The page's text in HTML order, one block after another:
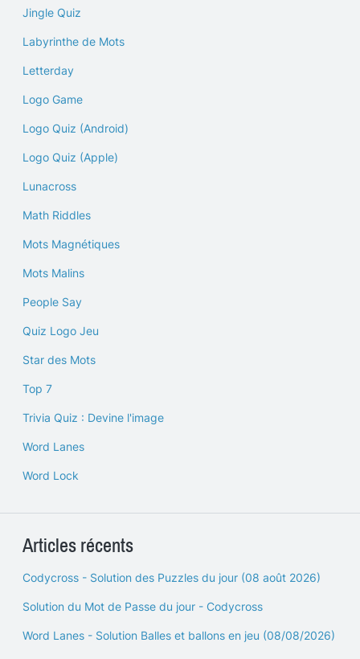
Jingle Quiz
Labyrinthe de Mots
Letterday
Logo Game
Logo Quiz (Android)
Logo Quiz (Apple)
Lunacross
Math Riddles
Mots Magnétiques
Mots Malins
People Say
Quiz Logo Jeu
Star des Mots
Top 7
Trivia Quiz : Devine l'image
Word Lanes
Word Lock
Articles récents
Codycross - Solution des Puzzles du jour (08 août 2026)
Solution du Mot de Passe du jour - Codycross
Word Lanes - Solution Balles et ballons en jeu (08/08/2026)